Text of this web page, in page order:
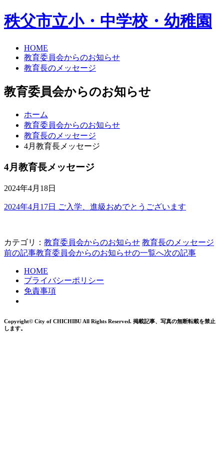
秩父市立小・中学校・幼稚園
HOME
教育委員会からのお知らせ
教育長のメッセージ
教育委員会からのお知らせ
ホーム
教育委員会からのお知らせ
教育長のメッセージ
4月教育長メッセージ
4月教育長メッセージ
2024年4月18日
2024年4月17日 ご入学、進級おめでとうございます
カテゴリ： 教育委員会からのお知らせ 教育長のメッセージ
前の記事教育委員会からのお知らせの一覧へ次の記事
HOME
プライバシーポリシー
免責事項
Copyright© City of CHICHIBU All Rights Reserved. 掲載記事、写真の無断転載を禁止
します。